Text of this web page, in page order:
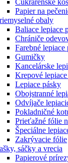
Papier na
obaly
Baliace lepiace
Chrániče
Farebné lepiace
Gumičky
Kancelárske
Krepové
Lepiace pásky
Obojstranné
Odvíjače
Pokladničné
Prieťažné fólie
Špeciálne
Zakrývacie fólie
sáčky a vrecia
Papierové